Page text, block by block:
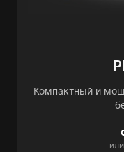
Компактный и